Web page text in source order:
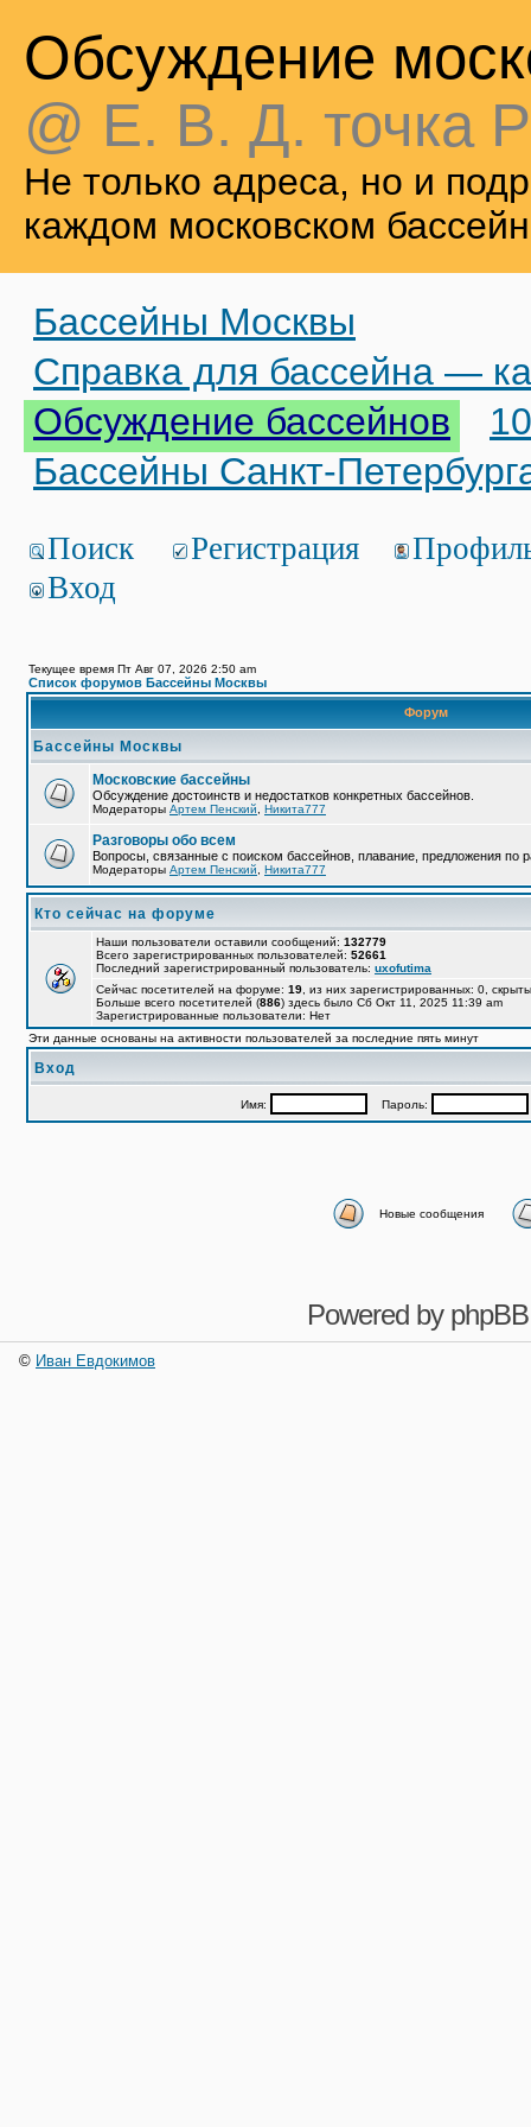
Обсуждение
@ Е. В. Д. точка
Не только адреса, но и
каждом московском
Бассейны Москвы
Справка для бассейна —
Обсуждение бассейнов
Бассейны Санкт-
Поиск Регистрация
Вход
Текущее время Пт Авг 07, 2026 2:50 am
Список форумов Бассейны Москвы
Форум
Бассейны Москвы
Московские бассейны
Обсуждение достоинств и недостатков конкретных бассейнов.
Модераторы Артем Пенский Никита777
Разговоры обо всем
Вопросы, связанные с поиском бассейнов, плавание, предложения по
Модераторы Артем Пенский Никита777
Кто сейчас на форуме
Наши пользователи оставили сообщений: 132779
Всего зарегистрированных пользователей: 52661
Последний зарегистрированный пользователь: uxofutima
Сейчас посетителей на форуме: 19 , из них зарегистрированных: 0,
Больше всего посетителей (886) здесь было Сб Окт 11, 2025 11:39 am
Зарегистрированные пользователи: Нет
Эти данные основаны на активности пользователей за последние пять минут
Вход
Имя: Пароль:
Новые сообщения
Powered by phpBB
© Иван Евдокимов